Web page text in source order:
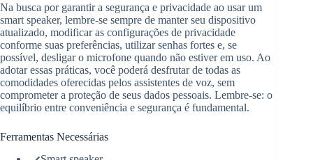
Na busca por garantir a segurança e privacidade ao usar um
smart speaker, lembre-se sempre de manter seu dispositivo
atualizado, modificar as configurações de privacidade
conforme suas preferências, utilizar senhas fortes e, se
possível, desligar o microfone quando não estiver em uso. Ao
adotar essas práticas, você poderá desfrutar de todas as
comodidades oferecidas pelos assistentes de voz, sem
comprometer a proteção de seus dados pessoais. Lembre-se: o
equilíbrio entre conveniência e segurança é fundamental.
Ferramentas Necessárias